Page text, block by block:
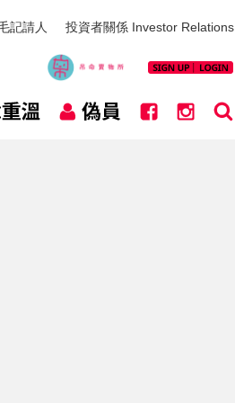
記請人 投資者關係 Investor Relations